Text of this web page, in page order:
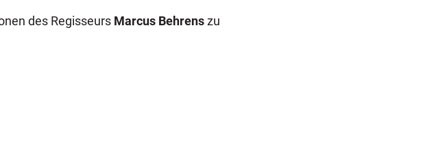
des Regisseurs Marcus Behrenszu